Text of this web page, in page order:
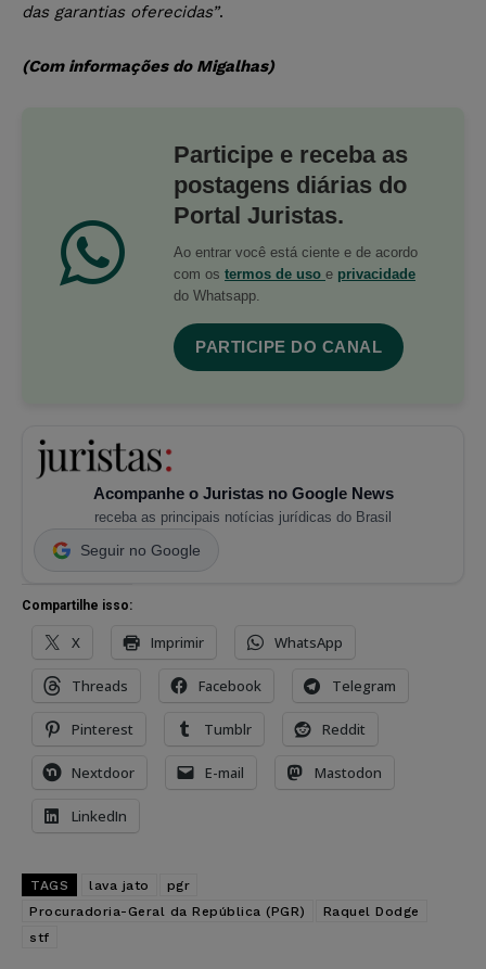
das garantias oferecidas”.
(Com informações do Migalhas)
Participe e receba as
postagens diárias do
Portal Juristas.
Ao entrar você está ciente e de acordo
com os termos de uso e privacidade
do Whatsapp.
PARTICIPE DO CANAL
Acompanhe o Juristas no Google News
receba as principais notícias jurídicas do Brasil
Seguir no Google
Compartilhe isso:
X Imprimir WhatsApp
Threads Facebook Telegram
Pinterest Tumblr Reddit
Nextdoor E-mail Mastodon
LinkedIn
TAGS lava jato
pgr
Procuradoria-Geral da República (PGR)
Raquel Dodge
stf